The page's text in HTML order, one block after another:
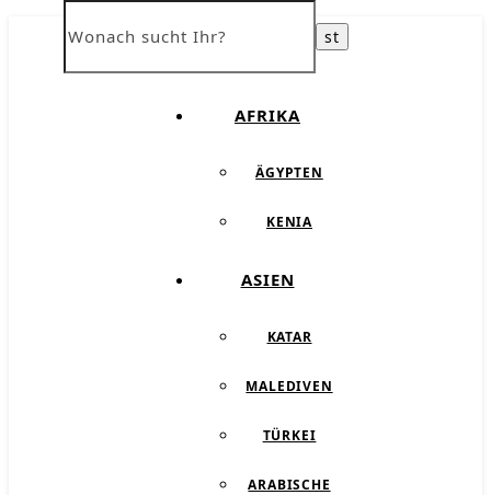
AFRIKA
ÄGYPTEN
KENIA
ASIEN
KATAR
MALEDIVEN
TÜRKEI
ARABISCHE